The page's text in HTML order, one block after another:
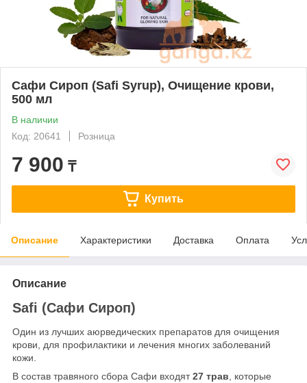
Сафи Сироп (Safi Syrup), Очищение крови,
500 мл
В наличии
Код: 20641
Розница
7 900 ₸
Купить
Описание Характеристики Доставка Оплата
Описание
Safi (Cафи Сироп)
Один из лучших аюрведических препаратов для очищения
крови, для профилактики и лечения многих заболеваний
кожи.
В состав травяного сбора Сафи входят27 трав, которые